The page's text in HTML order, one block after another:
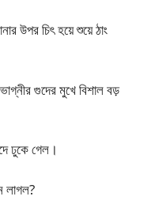
উপর চিৎ হয়ে শুয়ে ঠাং
গুদের মুখে বিশাল বড়
ঢুকে গেল।
লাগল?